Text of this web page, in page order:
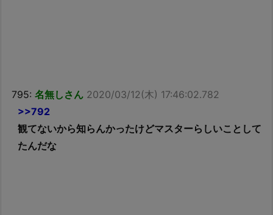
795: 名無しさん 2020/03/12(木) 17:46:02.782
>>792
観てないから知らんかったけどマスターらしいことして
たんだな